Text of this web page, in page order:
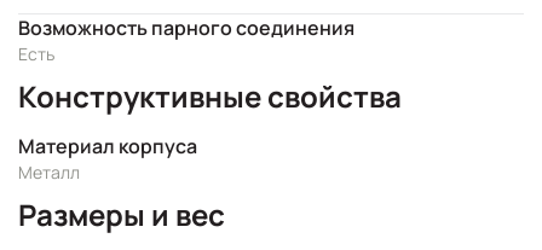
Возможность парного соединения
Есть
Конструктивные свойства
Материал корпуса
Металл
Размеры и вес